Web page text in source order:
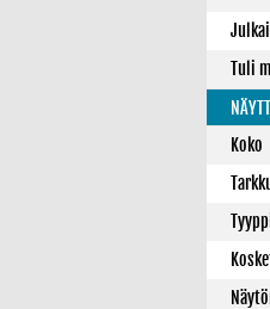
Tuli
Koko